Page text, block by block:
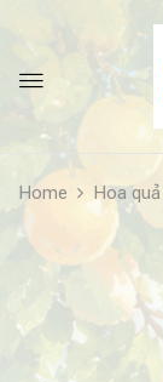
Home Hoa quả